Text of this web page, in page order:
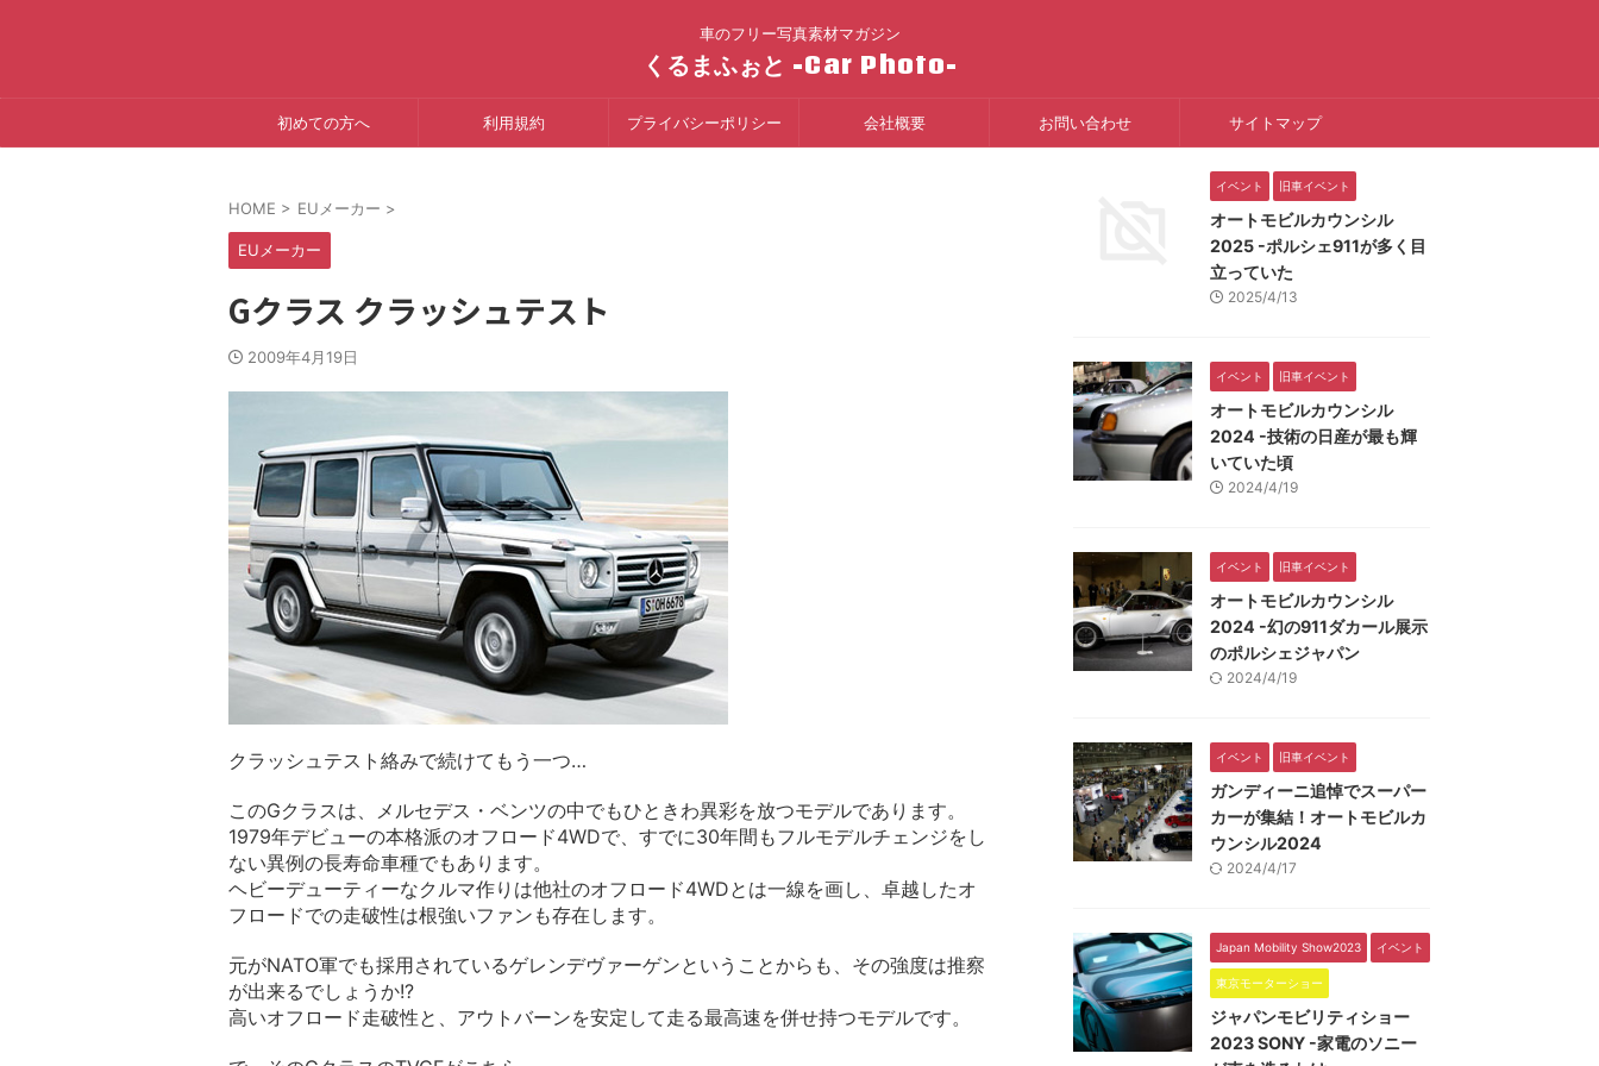
車のフリー写真素材マガジン
くるまふぉと -Car Photo-
初めての方へ 利用規約 プライバシーポリシー 会社概要 お問い合わせ サイトマップ
HOME > EUメーカー >
EUメーカー
Gクラス クラッシュテスト
2009年4月19日
クラッシュテスト絡みで続けてもう一つ…
このGクラスは、メルセデス・ベンツの中でもひときわ異彩を放つモデルであります。
1979年デビューの本格派のオフロード4WDで、すでに30年間もフルモデルチェンジをし
ない異例の長寿命車種でもあります。
ヘビーデューティーなクルマ作りは他社のオフロード4WDとは一線を画し、卓越したオ
フロードでの走破性は根強いファンも存在します。
元がNATO軍でも採用されているゲレンデヴァーゲンということからも、その強度は推察
が出来るでしょうか!?
高いオフロード走破性と、アウトバーンを安定して走る最高速を併せ持つモデルです。
イベント 旧車イベント
オートモビルカウンシル
2025 -ポルシェ911が多く目
立っていた
2025/4/13
イベント 旧車イベント
オートモビルカウンシル
2024 -技術の日産が最も輝
いていた頃
2024/4/19
イベント 旧車イベント
オートモビルカウンシル
2024 -幻の911ダカール展示
のポルシェジャパン
2024/4/19
イベント 旧車イベント
ガンディーニ追悼でスーパー
カーが集結！オートモビルカ
ウンシル2024
2024/4/17
Japan Mobility Show2023 イベント
東京モーターショー
ジャパンモビリティショー
2023 SONY -家電のソニー